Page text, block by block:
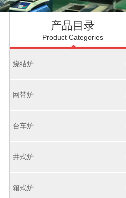
产品目录
Product Categories
烧结炉
网带炉
台车炉
井式炉
箱式炉